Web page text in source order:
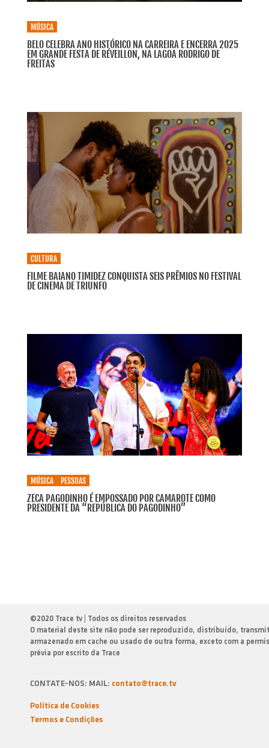
MÚSICA
BELO CELEBRA ANO HISTÓRICO NA CARREIRA E ENCERRA 2025
EM GRANDE FESTA DE RÉVEILLON, NA LAGOA RODRIGO DE
FREITAS
CULTURA
FILME BAIANO TIMIDEZ CONQUISTA SEIS PRÊMIOS NO FESTIVAL
DE CINEMA DE TRIUNFO
MÚSICA PESSOAS
ZECA PAGODINHO É EMPOSSADO POR CAMAROTE COMO
PRESIDENTE DA “REPÚBLICA DO PAGODINHO”
©2020 Trace tv | Todos os direitos reservados
O material deste site não pode ser reproduzido, distribuído,
armazenado em cache ou usado de outra forma, exceto com a
prévia por escrito da Trace
CONTATE-NOS: MAIL: contato@trace.tv
Política de Cookies
Termos e Condiçōes